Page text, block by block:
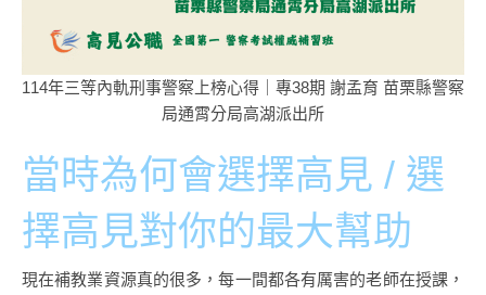
114年三等內軌刑事警察上榜心得｜專38期 謝孟育 苗栗縣警察
局通霄分局高湖派出所
當時為何會選擇高見 / 選
擇高見對你的最大幫助
現在補教業資源真的很多，每一間都各有厲害的老師在授課，